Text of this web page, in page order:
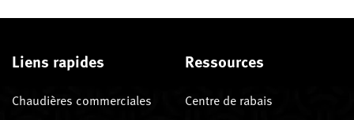
Liens rapides
Chaudières commerciales
Ressources
Centre de rabais